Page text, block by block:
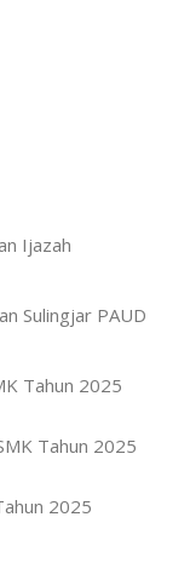
Ijazah
Sulingjar PAUD
Tahun 2025
Tahun 2025
2025